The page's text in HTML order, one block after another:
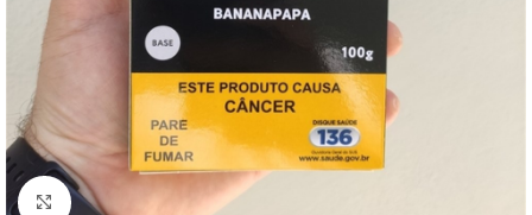
Clique para ampliar